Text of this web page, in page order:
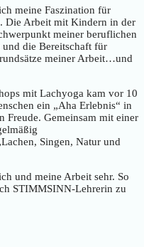
meine Faszination für
Die Arbeit mit Kindern in der
meiner beruflichen
die Bereitschaft für
meiner Arbeit…und
mit Lachyoga kam vor 10
ein „Aha Erlebnis“ in
Freude. Gemeinsam mit einer
Singen, Natur und
und meine Arbeit sehr. So
STIMMSINN-Lehrerin zu